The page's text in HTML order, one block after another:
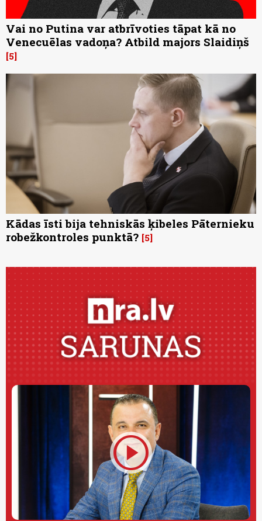
Vai no Putina var atbrīvoties tāpat kā no
Venecuēlas vadoņa? Atbild majors Slaidiņš
5
Kādas īsti bija tehniskās ķibeles Pāternieku
robežkontroles punktā? 5
play_circle